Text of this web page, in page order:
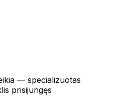
— specializuotas
prisijungęs